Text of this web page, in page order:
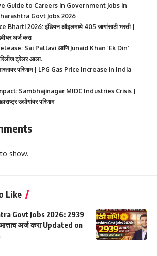
Guide to Careers in Government Jobs in
Govt Jobs 2026
Bharti 2026: इंडियन ऑइलमध्ये 405 जागांसाठी भरती |
अर्ज करा
Sai Pallavi आणि Junaid Khan ‘Ek Din’
रिलीज ट्रेलर आला.
भारतावर परिणाम | LPG Gas Price Increase in India
Sambhajinagar MIDC Industries Crisis |
उद्योगांवर परिणाम
show.
Like
Govt Jobs 2026: 2939
आत्ताच अर्ज करा Updated on